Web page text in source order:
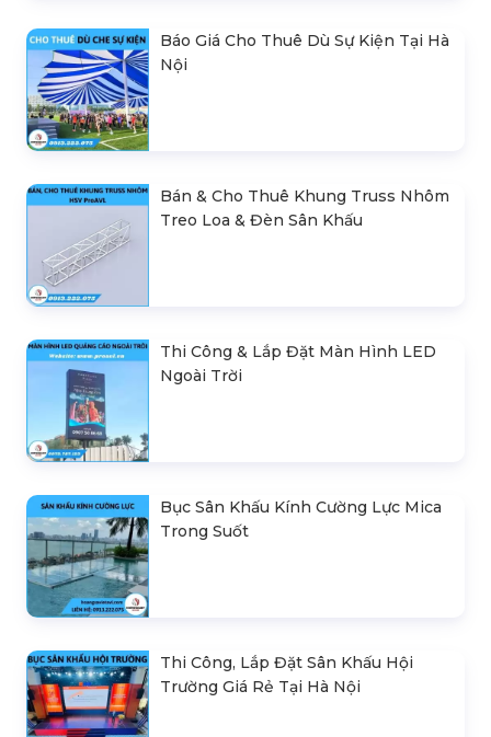
Báo Giá Cho Thuê Dù Sự Kiện Tại Hà
Nội
Bán & Cho Thuê Khung Truss Nhôm
Treo Loa & Đèn Sân Khấu
Thi Công & Lắp Đặt Màn Hình LED
Ngoài Trời
Bục Sân Khấu Kính Cường Lực Mica
Trong Suốt
Thi Công, Lắp Đặt Sân Khấu Hội
Trường Giá Rẻ Tại Hà Nội